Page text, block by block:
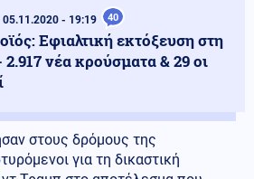
05.11.2020 - 19:19 40
Εφιαλτική εκτόξευση στη
νέα κρούσματα & 29 οι
στους δρόμους της
για τη δικαστική